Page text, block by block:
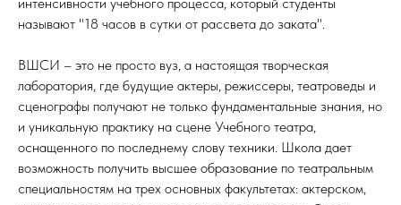
называют "18 часов в сутки от рассвета до заката".
ВШСИ – это не просто вуз, а настоящая творческая
лаборатория, где будущие актеры, режиссеры, театроведы и
сценографы получают не только фундаментальные знания, но
и уникальную практику на сцене Учебного театра,
оснащенного по последнему слову техники. Школа дает
возможность получить высшее образование по театральным
специальностям на трех основных факультетах: актерском,